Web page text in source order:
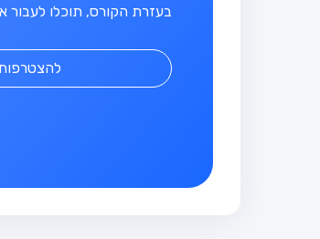
בעזרת הקורס, תוכלו לעבור